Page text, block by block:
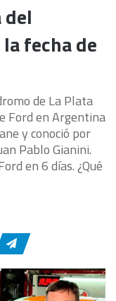
fecha de
de La Plata
Ford en Argentina
y conoció por
Pablo Gianini.
en 6 días. ¿Qué